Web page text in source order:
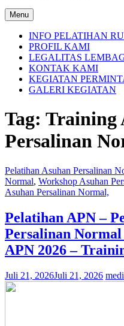
Menu
INFO PELATIHAN
PROFIL KAMI
LEGALITAS
KONTAK KAMI
KEGIATAN
GALERI KEGIATAN
Tag: Training
Persalinan
Pelatihan Asuhan Persalinan
Normal, Workshop Asuhan
Asuhan Persalinan Normal,
Pelatihan APN –
Persalinan
APN 2026 –
Juli 21, 2026Juli 21, 2026